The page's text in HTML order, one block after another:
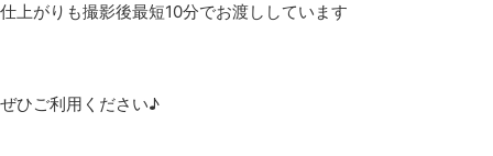
仕上がりも撮影後最短10分でお渡ししています
ぜひご利用ください♪